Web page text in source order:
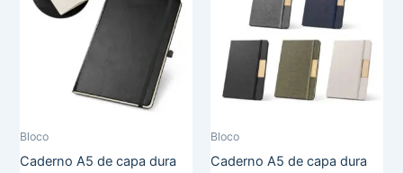
Bloco
Caderno A5 de capa dura
Bloco
Caderno A5 de capa dura